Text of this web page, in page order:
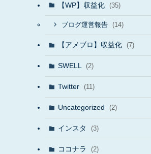
【WP】収益化 (35)
ブログ運営報告 (14)
【アメブロ】収益化 (7)
SWELL (2)
Twitter (11)
Uncategorized (2)
インスタ (3)
ココナラ (2)